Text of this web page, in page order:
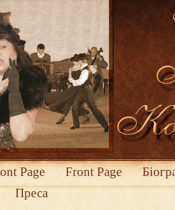
Page Front Page
Преса